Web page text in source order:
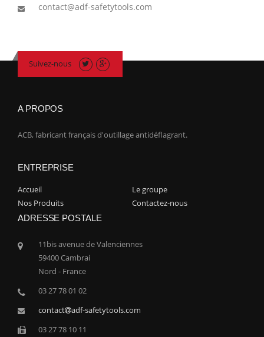
contact@adf-safetytools.com
Suivez-nous
A PROPOS
ACB, fabricant français d'outillage antidéflagrant.
ENTREPRISE
Accueil
Le groupe
Nos Produits
Contactez-nous
ADRESSE POSTALE
11bis avenue de Valenciennes
59400 Cambrai
Nord - France
03 27 78 01 02
contact
adf-safetytools.com
03 27 78 10 11